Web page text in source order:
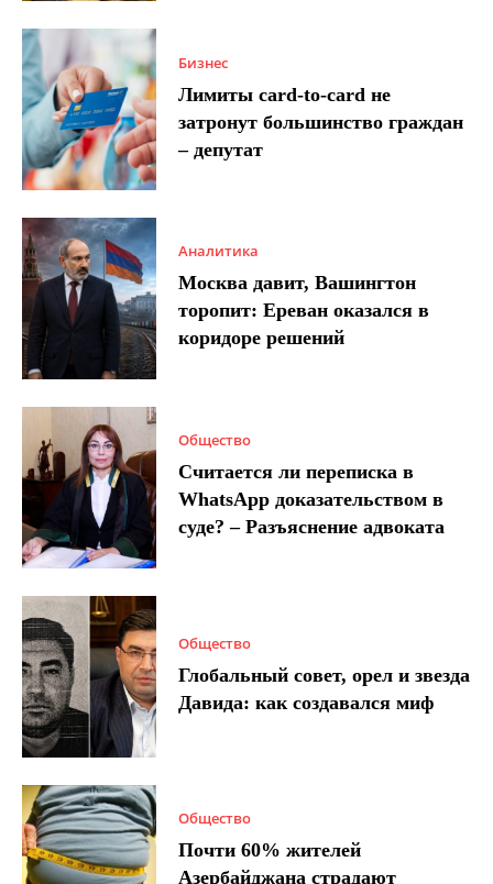
Бизнес
Лимиты card-to-card не
затронут большинство граждан
– депутат
Аналитика
Москва давит, Вашингтон
торопит: Ереван оказался в
коридоре решений
Общество
Считается ли переписка в
WhatsApp доказательством в
суде? – Разъяснение адвоката
Общество
Глобальный совет, орел и звезда
Давида: как создавался миф
Общество
Почти 60% жителей
Азербайджана страдают